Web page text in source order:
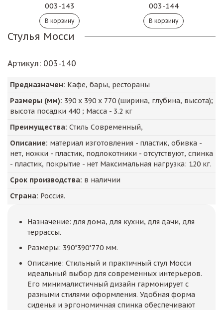
003-143
003-144
Стулья Мосси
Артикул: 003-140
Предназначен: Кафе, бары, рестораны
Размеры (мм): 390 х 390 х 770 (ширина, глубина, высота);
высота посадки 440 ; Масса - 3.2 кг
Преимущества: Стиль Современный,
Описание: материал изготовления - пластик, обивка -
нет, ножки - пластик, подлокотники - отсутствуют, спинка
- пластик, покрытие - нет Максимальная нагрузка: 120 кг.
Срок производства: в наличии
Страна: Россия.
Назначение: для дома, для кухни, для дачи, для
террассы.
Размеры: 390*390*770 мм.
Описание: Cтильный и практичный стул Мосси
идеальный выбор для современных интерьеров.
Его минималистичный дизайн гармонирует с
разными стилями оформления. Удобная форма
сиденья и эргономичная спинка обеспечивают